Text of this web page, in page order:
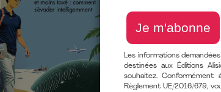
Les informations
destinées aux Éditions
souhaitez.
Règlement UE/2016/679,